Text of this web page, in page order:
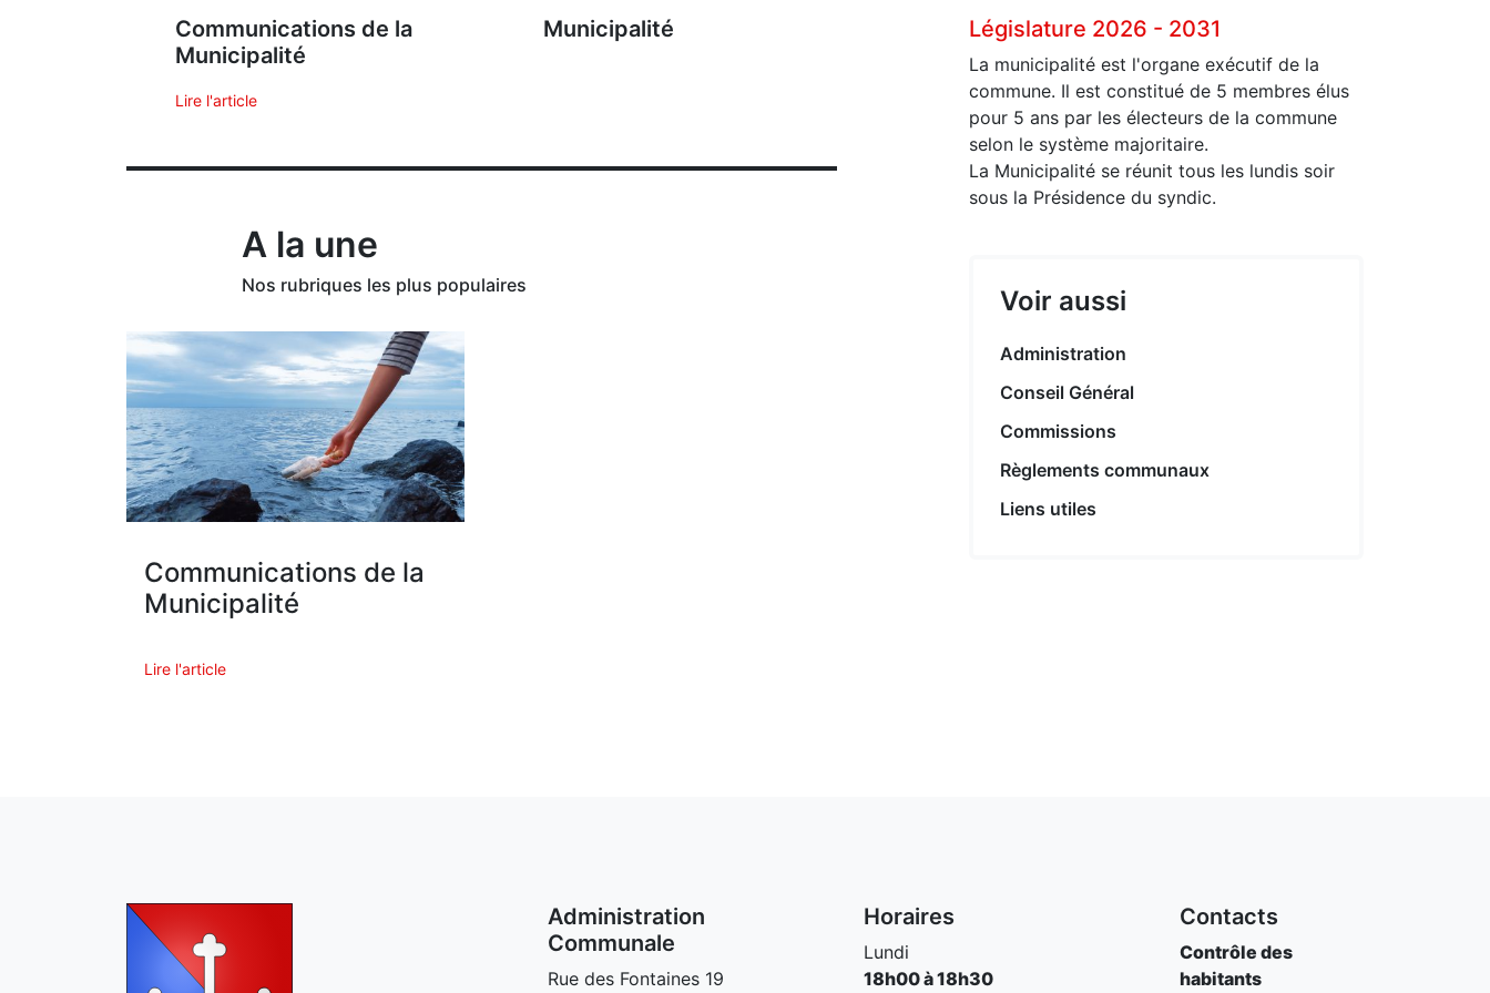
Communications de la
Municipalité
Lire l'article
Municipalité
A la une
Nos rubriques les plus populaires
Communications de la
Municipalité
Lire l'article
Législature 2026 - 2031
La municipalité est l'organe exécutif de la
commune. Il est constitué de 5 membres élus
pour 5 ans par les électeurs de la commune
selon le système majoritaire.
La Municipalité se réunit tous les lundis soir
sous la Présidence du syndic.
Voir aussi
Administration
Conseil Général
Commissions
Règlements communaux
Liens utiles
Administration
Communale
Rue des Fontaines 19
Horaires
Lundi
18h00 à 18h30
Contacts
Contrôle des
habitants